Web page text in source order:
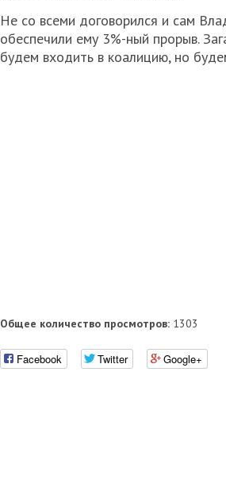
Не со всеми договорился и сам
обеспечили ему 3%-ный прорыв.
будем входить в коалицию, но
Общее количество просмотров: 1303
Facebook Twitter Google+